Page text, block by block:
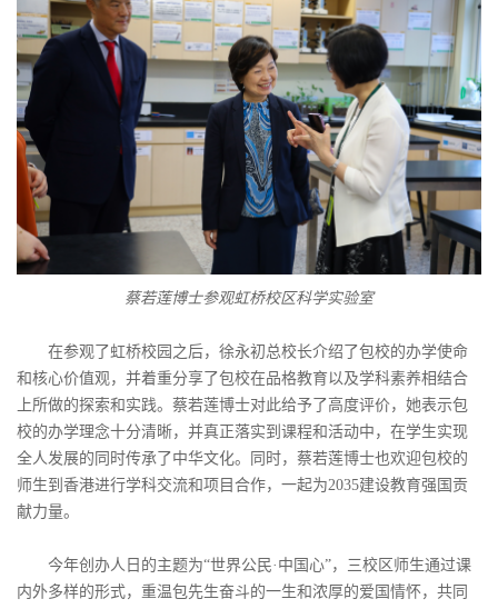
蔡若莲博士参观虹桥校区科学实验室
在参观了虹桥校园之后，徐永初总校长介绍了包校的办学使命
和核心价值观，并着重分享了包校在品格教育以及学科素养相结合
上所做的探索和实践。蔡若莲博士对此给予了高度评价，她表示包
校的办学理念十分清晰，并真正落实到课程和活动中，在学生实现
全人发展的同时传承了中华文化。同时，蔡若莲博士也欢迎包校的
师生到香港进行学科交流和项目合作，一起为2035建设教育强国贡
献力量。
今年创办人日的主题为“世界公民·中国心”，三校区师生通过课
内外多样的形式，重温包先生奋斗的一生和浓厚的爱国情怀，共同